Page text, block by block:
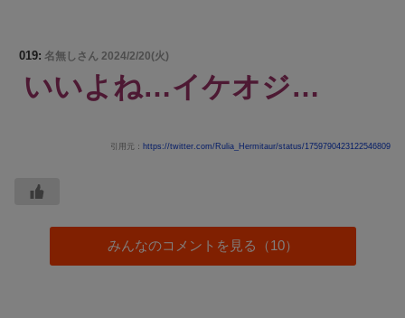
019: 名無しさん 2024/2/20(火)
いいよね…イケオジ…
引用元： https://twitter.com/Rulia_Hermitaur/status/1759790423122546809
みんなのコメントを見る（10）